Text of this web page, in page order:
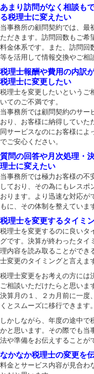
あまり訪問がなく相談も
る税理士に変えたい
当事務所の顧問契約では、
ただきます。訪問回数もご希
料金体系です。また、訪問回
等を活用して情報交換やご相
税理士報酬や費用の内訳
税理士に変更したい
税理士を変更したいというご
いてのご不満です。
当事務所では顧問契約のサー
おり、お客様に納得していた
同サービスなのにお客様に
でご安心ください。
質問の回答や月次処理・
理士に変えたい
当事務所では極力お客様の不
しており、その為にもレス
おります。より迅速な対応が
もに、その体制を整えていま
税理士を変更するタイミ
税理士を変更するのに良いタ
グです。決算が終わったタ
理内容を読み取ることができ
士変更のタイミングと言えま
税理士変更をお考えの方には
ご相談いただけたらと思いま
決算月の１、２カ月前に一度
くとスムーズに移行できます。
しかしながら、年度の途中
かと思います。その際でも当
法や準備をお伝えすることが
なかなか税理士の変更を
料金とサービス内容が見合わ